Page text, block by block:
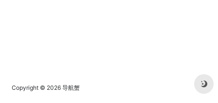
Copyright © 2026 导航蟹